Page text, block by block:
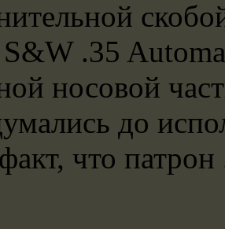
.35
носовой
до
что